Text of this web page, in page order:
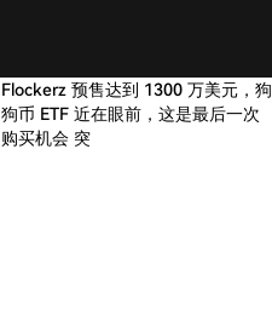
Flockerz 预售达到 1300 万美元，狗
狗币 ETF 近在眼前，这是最后一次
购买机会 突